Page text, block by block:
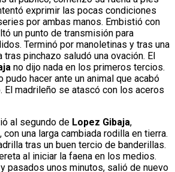
exprimir las pocas condiciones
por ambas manos. Embistió con
un punto de transmisión para
Terminó por manoletinas y tras una
pinchazo saludó una ovación. El
no dijo nada en los primeros tercios.
pudo hacer ante un animal que acabó
El madrileño se atascó con los aceros
al segundo de Lopez Gibaja,
una larga cambiada rodilla en tierra.
tras un buen tercio de banderillas.
al iniciar la faena en los medios.
pasados unos minutos, salió de nuevo